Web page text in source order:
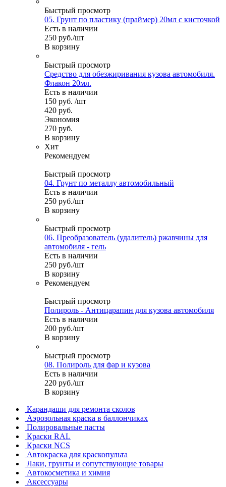
Быстрый просмотр
05. Грунт по пластику (праймер) 20мл с кисточкой
Есть в наличии
250 руб./шт
В корзину
Быстрый просмотр
Средство для обезжиривания кузова автомобиля.
Флакон 20мл.
Есть в наличии
150 руб. /шт
420 руб.
Экономия
270 руб.
В корзину
Хит
Рекомендуем
Быстрый просмотр
04. Грунт по металлу автомобильный
Есть в наличии
250 руб./шт
В корзину
Быстрый просмотр
06. Преобразователь (удалитель) ржавчины для
автомобиля - гель
Есть в наличии
250 руб./шт
В корзину
Рекомендуем
Быстрый просмотр
Полироль - Антицарапин для кузова автомобиля
Есть в наличии
200 руб./шт
В корзину
Быстрый просмотр
08. Полироль для фар и кузова
Есть в наличии
220 руб./шт
В корзину
Карандаши для ремонта сколов
Аэрозольная краска в баллончиках
Полировальные пасты
Краски RAL
Краски NCS
Автокраска для краскопульта
Лаки, грунты и сопутствующие товары
Автокосметика и химия
Аксессуары